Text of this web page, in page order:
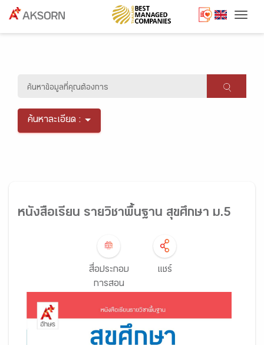
ค้นหาละเอียด :
หนังสือเรียน รายวิชาพื้นฐาน สุขศึกษา ม.5
สื่อประกอบ
การสอน
แชร์